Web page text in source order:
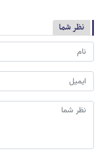
نظر شما